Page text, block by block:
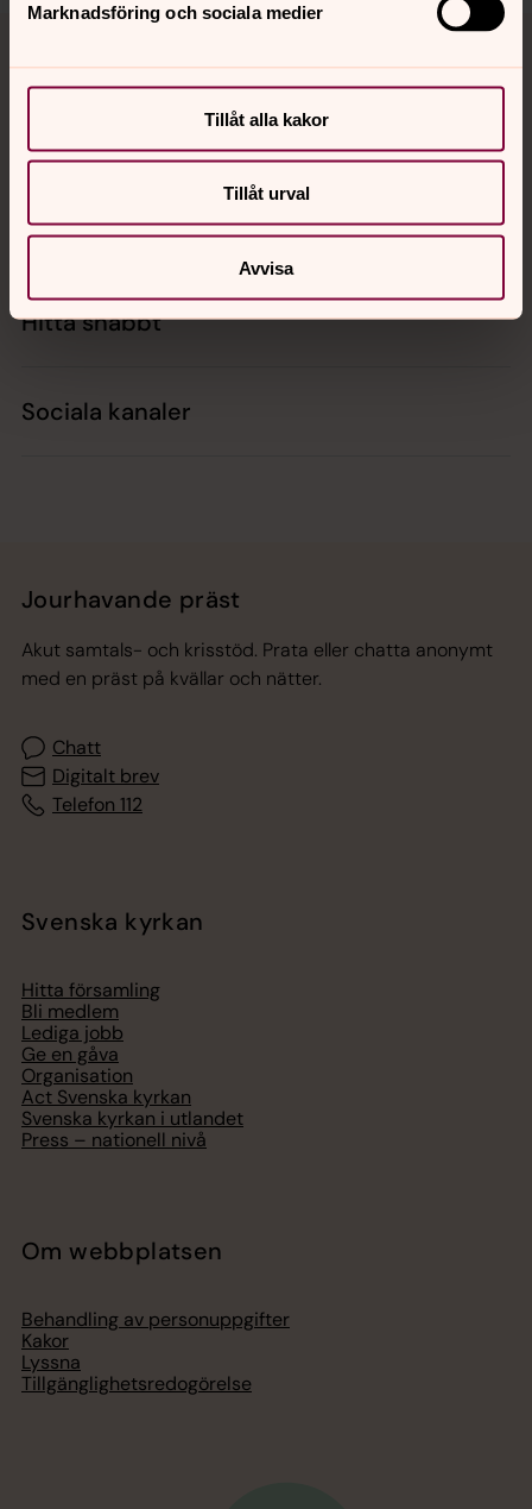
Marknadsföring och sociala medier
Tillåt alla kakor
Tillåt urval
Avvisa
Tillbaka till toppen
Tillbaka till innehållet
Kontakt
Kalender
Hitta snabbt
Sociala kanaler
Jourhavande präst
Akut samtals- och krisstöd. Prata eller chatta anonymt
med en präst på kvällar och nätter.
Chatt
Digitalt brev
Telefon 112
Svenska kyrkan
Hitta församling
Bli medlem
Lediga jobb
Ge en gåva
Organisation
Act Svenska kyrkan
Svenska kyrkan i utlandet
Press – nationell nivå
Om webbplatsen
Behandling av personuppgifter
Kakor
Lyssna
Tillgänglighetsredogörelse